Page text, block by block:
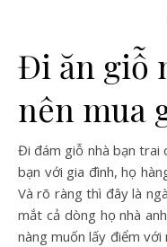
Đi ăn giỗ
nên mua
Đi đám giỗ nhà bạn trai có nghĩa là người kia muốn giới thiệu
bạn với gia đình, họ
Và rõ ràng thì đây là
mắt cả dòng họ nhà
nàng muốn lấy điểm